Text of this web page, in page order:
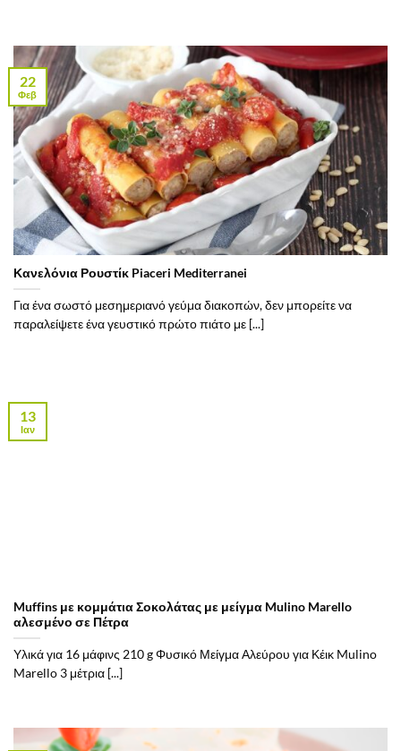
Κανελόνια Ρουστίκ Piaceri Mediterranei
Για ένα σωστό μεσημεριανό γεύμα διακοπών, δεν μπορείτε να
παραλείψετε ένα γευστικό πρώτο πιάτο με [...]
22
Φεβ
Muffins με κομμάτια Σοκολάτας με μείγμα Mulino Marello
αλεσμένο σε Πέτρα
Υλικά για 16 μάφινς 210 g Φυσικό Μείγμα Αλεύρου για Κέικ Mulino
Marello 3 μέτρια [...]
13
Ιαν